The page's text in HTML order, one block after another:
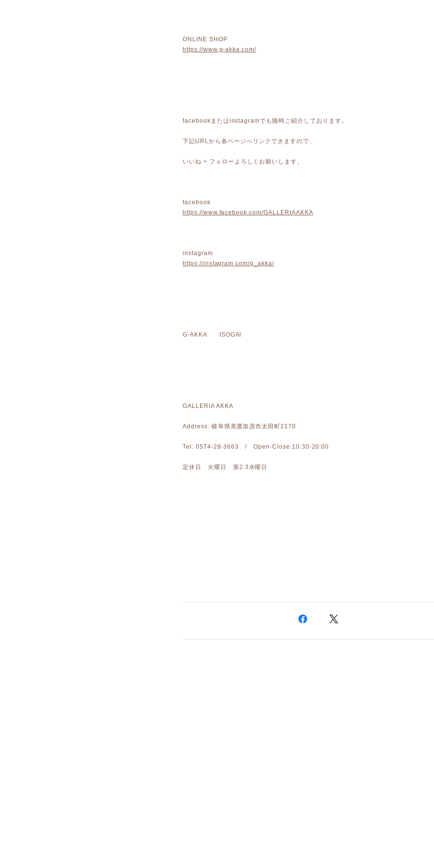
ONLINE SHOP
https://www.g-akka.com/
facebookまたはinstagramでも随時ご紹介しております。
下記URLから各ページへリンクできますので、
いいね + フォローよろしくお願いします。
facebook
https://www.facebook.com/GALLERIAAKKA
instagram
https://instagram.com/g_akka/
G-AKKA ISOGAI
GALLERIA AKKA
Address: 岐阜県美濃加茂市太田町2170
Tel: 0574-28-3663 / Open-Close:10:30-20:00
定休日 火曜日 第2.3水曜日